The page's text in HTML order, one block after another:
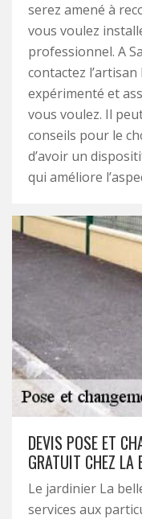
serez amené à
vous voulez
professionnel. A
contactez
expérimenté et
vous voulez. Il
conseils pour le
d’avoir un
qui améliore
DEVIS POSE ET
GRATUIT CHEZ LA
Le jardinier La
services aux